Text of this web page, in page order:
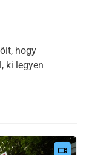
hogy
ki legyen